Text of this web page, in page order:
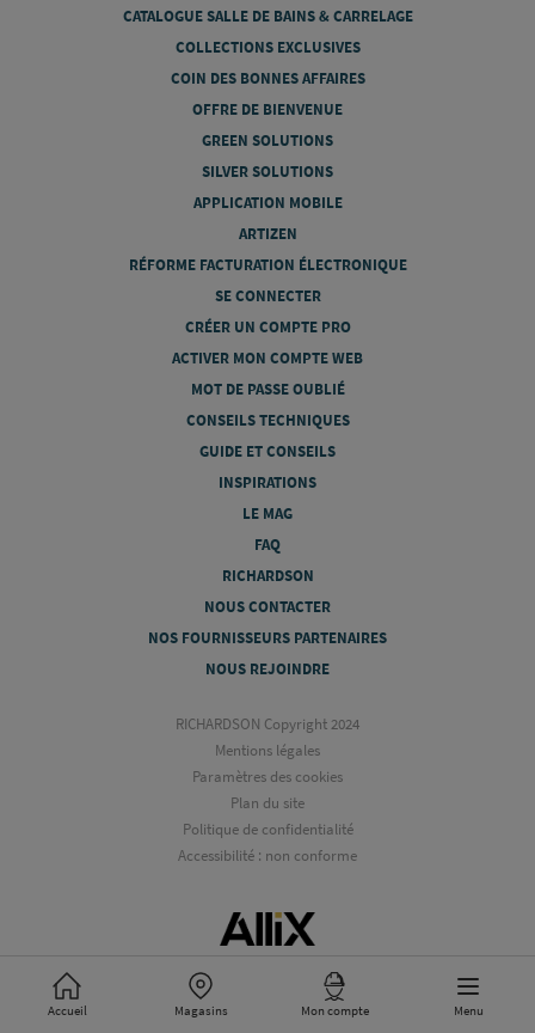
Accueil Magasins Mon compte Menu
CATALOGUE SALLE DE BAINS & CARRELAGE
COLLECTIONS EXCLUSIVES
COIN DES BONNES AFFAIRES
OFFRE DE BIENVENUE
GREEN SOLUTIONS
SILVER SOLUTIONS
APPLICATION MOBILE
ARTIZEN
RÉFORME FACTURATION ÉLECTRONIQUE
SE CONNECTER
CRÉER UN COMPTE PRO
ACTIVER MON COMPTE WEB
MOT DE PASSE OUBLIÉ
CONSEILS TECHNIQUES
GUIDE ET CONSEILS
INSPIRATIONS
LE MAG
FAQ
RICHARDSON
NOUS CONTACTER
NOS FOURNISSEURS PARTENAIRES
NOUS REJOINDRE
RICHARDSON Copyright 2024
Mentions légales
Paramètres des cookies
Plan du site
Politique de confidentialité
Accessibilité : non conforme